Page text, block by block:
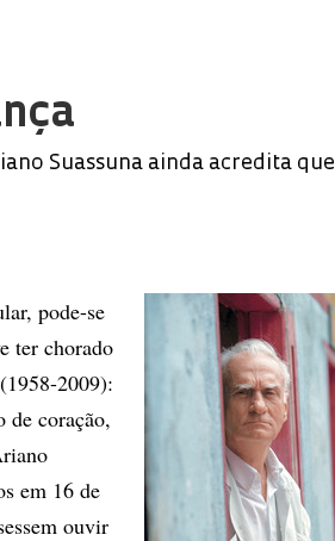
Suassuna ainda acredita que
pode-se
ter chorado
2009):
de coração,
em 16 de
ouvir